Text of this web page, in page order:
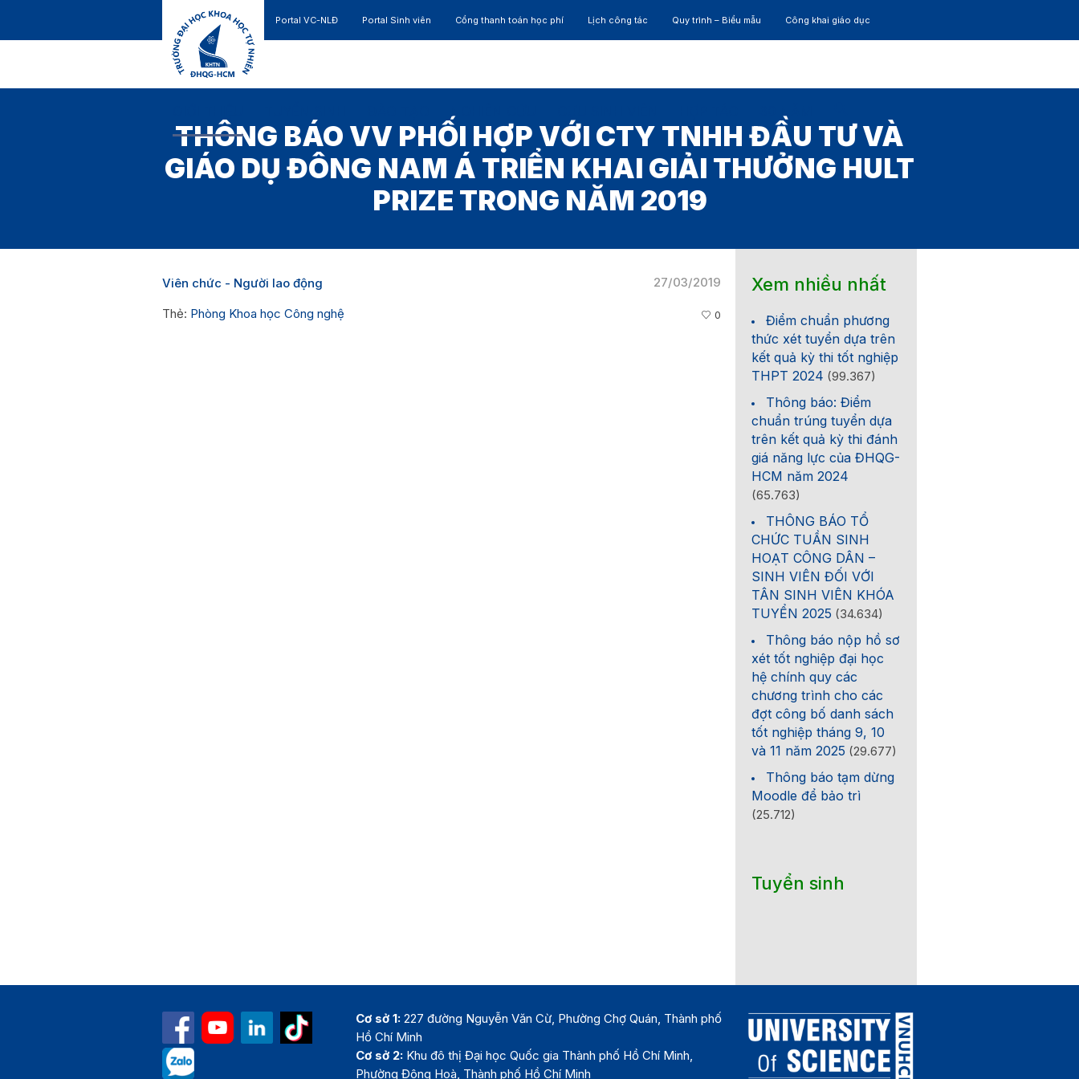
Portal VC-NLĐ Portal Sinh viên Cổng thanh toán học phí Lịch công tác Quy trình – Biểu mẫu Công khai giáo dục
THÔNG BÁO VV PHỐI HỢP VỚI CTY TNHH ĐẦU TƯ VÀ
GIÁO DỤ ĐÔNG NAM Á TRIỂN KHAI GIẢI THƯỞNG HULT
PRIZE TRONG NĂM 2019
27/03/2019
Viên chức - Người lao động
Thẻ: Phòng Khoa học Công nghệ 0
Xem nhiều nhất
Điểm chuẩn phương
thức xét tuyển dựa trên
kết quả kỳ thi tốt nghiệp
THPT 2024 (99.367)
Thông báo: Điểm
chuẩn trúng tuyển dựa
trên kết quả kỳ thi đánh
giá năng lực của ĐHQG-
HCM năm 2024
(65.763)
THÔNG BÁO TỔ
CHỨC TUẦN SINH
HOẠT CÔNG DÂN –
SINH VIÊN ĐỐI VỚI
TÂN SINH VIÊN KHÓA
TUYỂN 2025 (34.634)
Thông báo nộp hồ sơ
xét tốt nghiệp đại học
hệ chính quy các
chương trình cho các
đợt công bố danh sách
tốt nghiệp tháng 9, 10
và 11 năm 2025 (29.677)
Thông báo tạm dừng
Moodle để bảo trì
(25.712)
Tuyển sinh
Cơ sở 1: 227 đường Nguyễn Văn Cừ, Phường Chợ Quán, Thành phố
Hồ Chí Minh
Cơ sở 2: Khu đô thị Đại học Quốc gia Thành phố Hồ Chí Minh,
Phường Đông Hoà, Thành phố Hồ Chí Minh